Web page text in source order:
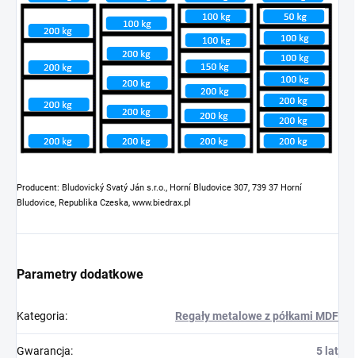
Producent: Bludovický Svatý Ján s.r.o., Horní Bludovice 307, 739 37 Horní
Bludovice, Republika Czeska, www.biedrax.pl
Parametry dodatkowe
Kategoria: Regały metalowe z półkami MDF
Gwarancja: 5 lat